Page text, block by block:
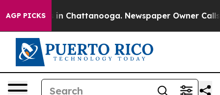
AGP PICKS
Chaos in Chattanooga. Newspaper Owner Calls